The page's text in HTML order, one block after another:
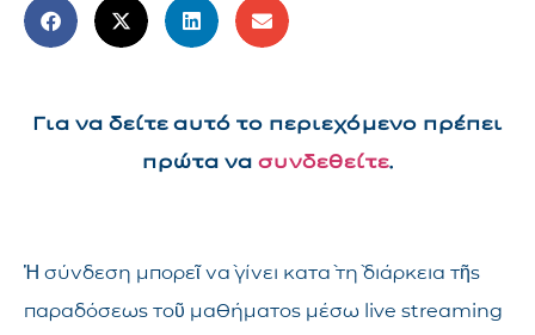
Για να δείτε αυτό το περιεχόμενο πρέπει
πρώτα να συνδεθείτε.
Ἡ σύνδεση μπορεῖ νὰ γίνει κατὰ τὴ διάρκεια τῆς
παραδόσεως τοῦ μαθήματος μέσω live streaming